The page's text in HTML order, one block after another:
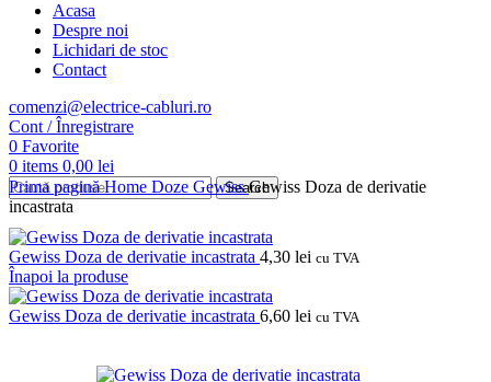
Acasa
Despre noi
Lichidari de stoc
Contact
comenzi@electrice-cabluri.ro
Cont / Înregistrare
0 Favorite
0 items 0,00 lei
Search
Prima paginăHome Doze GewissGewiss Doza de derivatie
incastrata
Gewiss Doza de derivatie incastrata 4,30 lei cu TVA
Înapoi la produse
Gewiss Doza de derivatie incastrata 6,60 lei cu TVA